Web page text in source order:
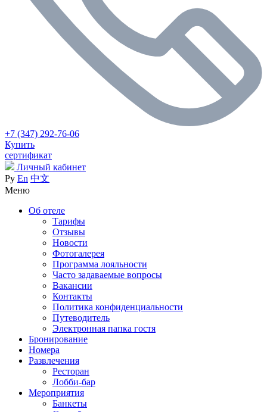
+7 (347) 292-76-06
Купить
сертификат
Личный кабинет
Ру En 中文
Меню
Об отеле
Тарифы
Отзывы
Новости
Фотогалерея
Программа лояльности
Часто задаваемые вопросы
Вакансии
Контакты
Политика конфиденциальности
Путеводитель
Электронная папка гостя
Бронирование
Номера
Развлечения
Ресторан
Лобби-бар
Мероприятия
Банкеты